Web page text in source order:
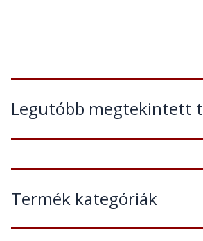
Legutóbb megtekintett
Termék kategóriák